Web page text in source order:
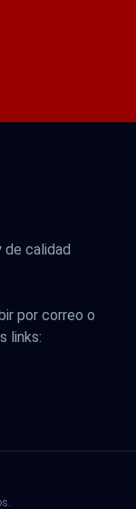
de calidad
por correo o
links: